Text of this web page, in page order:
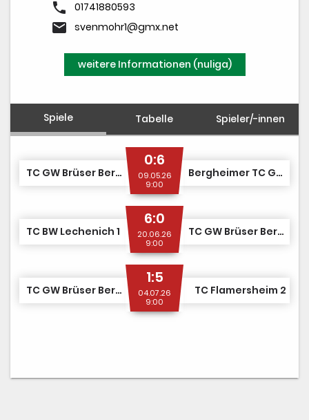
phone 01741880593
email svenmohr1@gmx.net
weitere Informationen (nuliga)
Spiele Tabelle Spieler/-innen
TC GW Brüser Berg 1
0:6
09.05.26
9:00
Bergheimer TC GW 1
TC BW Lechenich 1
6:0
20.06.26
9:00
TC GW Brüser Berg 1
TC GW Brüser Berg 1
1:5
04.07.26
9:00
TC Flamersheim 2